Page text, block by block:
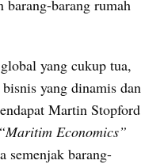
barang-barang rumah
yang cukup tua,
yang dinamis dan
Martin Stopford
“Maritim Economics”
semenjak barang-